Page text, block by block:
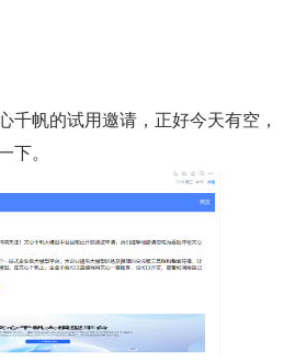
千帆的试用邀请，正好今天有空，
。